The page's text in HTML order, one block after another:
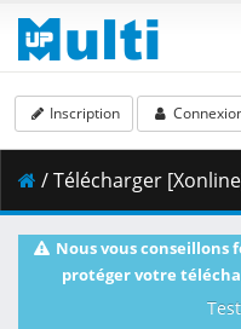
Inscription
/ Télécharger [Xonline] Ai Yori Aoshi Enishi - 01 (BD 1080p
Nous vous conseillons
protéger votre